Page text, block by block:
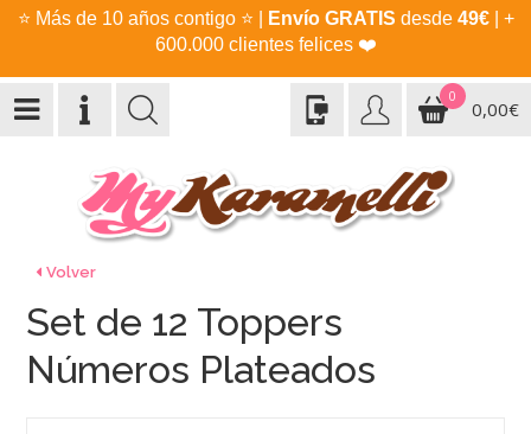
⭐ Más de 10 años contigo ⭐ Envío GRATIS desde 49€| +
600.000 clientes felices ❤️
0
0,00€
Volver
Set de 12 Toppers
Números Plateados